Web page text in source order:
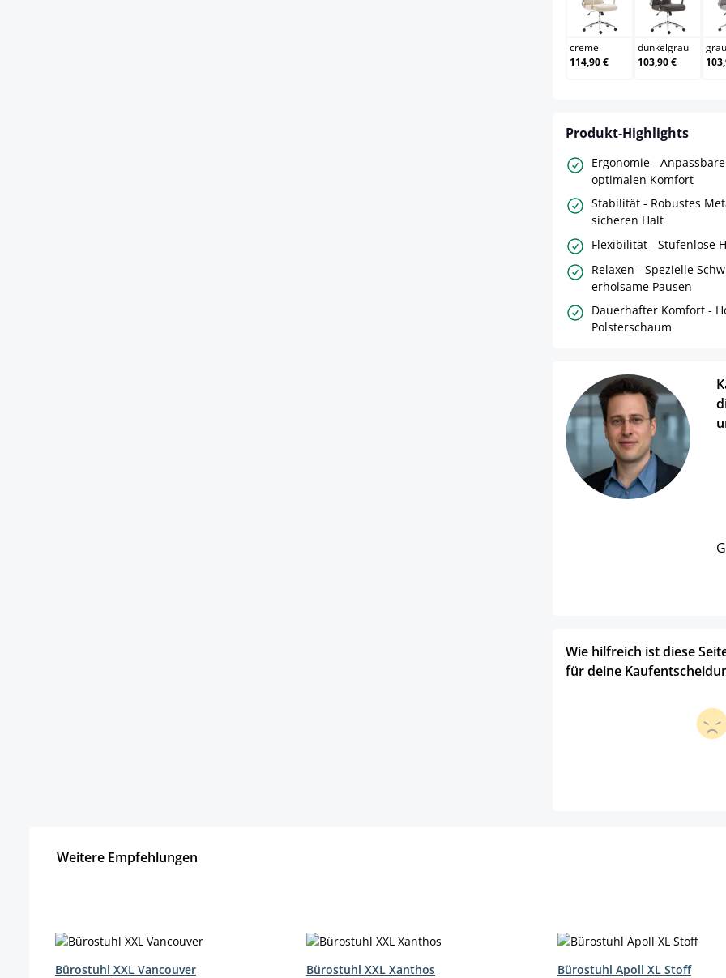
creme
creme
114,90 €
dunkelgrau
103,90 €
grau
Produkt-Highlights
Ergonomie -
optimalen Komfort
Stabilität - Robustes
sicheren Halt
Flexibilität - Stufenlose
Relaxen - Spezielle
erholsame Pausen
Dauerhafter Komfort -
Polsterschaum
Wie hilfreich ist diese
für deine
Weitere Empfehlungen
Bürostuhl XXL Vancouver Bürostuhl XXL Xanthos Bürostuhl Apoll XL Stoff